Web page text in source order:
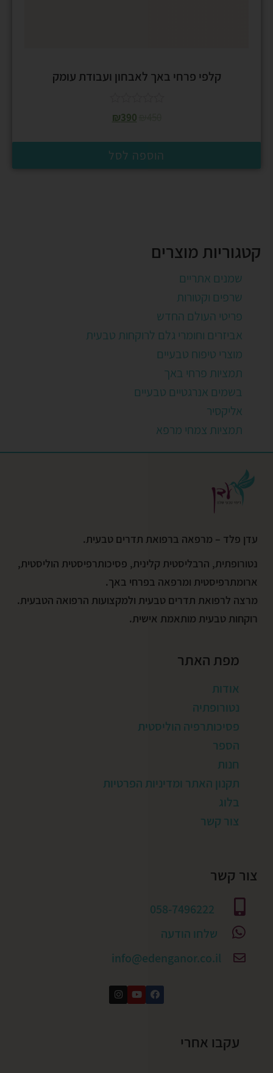
קטגוריות מוצרים
שמנים אתריים
שרפים וקטורות
פריטי העולם החדש
אביזרים וחומרי גלם לרוקחות טבעית
מוצרי טיפוח טבעיים
תמציות פרחי באך
בשמים אנרגטיים טבעיים
אליקסיר
תמציות צמחי מרפא
קלפי פרחי באך לאבחון ועבודת עומק
₪390
הוספה לסל
עדן פלד – מרפאה ברפואת תדרים טבעית.
נטורופתית, הרבליסטית קלינית, פסיכותרפיסטית הוליסטית,
ארומתרפיסטית ומרפאה בפרחי באך.
מרצה לרפואת תדרים טבעית ולמקצועות הרפואה הטבעית.
רוקחות טבעית מותאמת אישית.
מפת האתר
אודות
נטורופתיה
פסיכותרפיה הוליסטית
הספר
חנות
תקנון האתר ומדיניות הפרטיות
בלוג
צור קשר
צור קשר
058-7496222
שלחו הודעה
info@edenganor.co.il
עקבו אחרי